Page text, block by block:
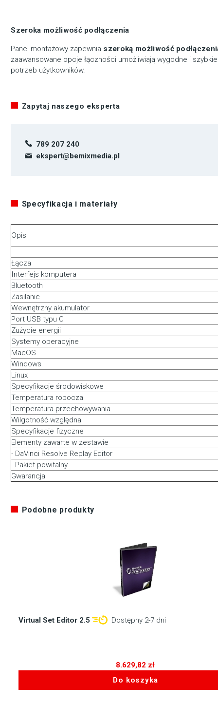
Szeroka możliwość podłączenia
Panel montażowy zapewnia szeroką możliwość
zaawansowane opcje łączności umożliwiają wygodne i
potrzeb użytkowników.
Zapytaj naszego eksperta
789 207 240
ekspert@bemixmedia.pl
Specyfikacja i materiały
Opis
Łącza
Interfejs komputera
Bluetooth
Zasilanie
Wewnętrzny akumulator
Port USB typu C
Zużycie energii
Systemy operacyjne
MacOS
Windows
Linux
Specyfikacje środowiskowe
Temperatura robocza
Temperatura przechowywania
Wilgotność względna
Specyfikacje fizyczne
Elementy zawarte w zestawie
- DaVinci Resolve Replay Editor
- Pakiet powitalny
Gwarancja
Podobne produkty
Virtual Set Editor 2.5 Dostępny 2-7 dni
8.629,82 zł
Do koszyka